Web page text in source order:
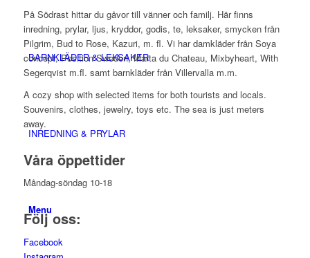
BARNKLÄDER & LEKSAKER
INREDNING & PRYLAR
Menu
På Södrast hittar du gåvor till vänner och familj. Här finns
inredning, prylar, ljus, kryddor, godis, te, leksaker, smycken från
Pilgrim, Bud to Rose, Kazuri, m. fl. Vi har damkläder från Soya
concept, Position Sweden, Marta du Chateau, Mixbyheart, With
Segerqvist m.fl. samt barnkläder från Villervalla m.m.
A cozy shop with selected items for both tourists and locals.
Souvenirs, clothes, jewelry, toys etc. The sea is just meters
away.
Våra öppettider
Måndag-söndag 10-18
Följ oss:
Facebook